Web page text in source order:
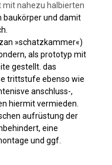
mit nahezu halbierten
baukörper und damit
als prototyp mit
gestellt. das
trittstufe ebenso wie
anschluss-,
hiermit vermieden.
aufrüstung der
eine
und ggf.